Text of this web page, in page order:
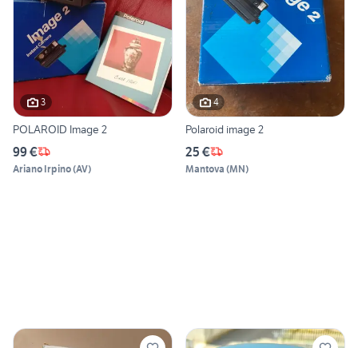
3
POLAROID Image 2
99 €
Ariano Irpino(AV)
4
Polaroid image 2
25 €
Mantova (MN)